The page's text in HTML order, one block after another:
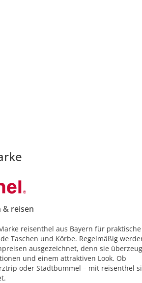
& reisen
reisenthel aus Bayern für
Taschen und Körbe. Regelmäßig
ausgezeichnet, denn sie
und einem attraktiven Look. Ob
oder Stadtbummel – mit reisenthel